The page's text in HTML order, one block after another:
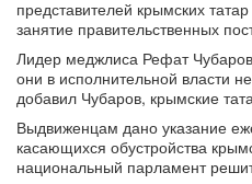
представителей крымских
занятие правительственных
Лидер меджлиса Рефат
они в исполнительной власти
добавил Чубаров, крымские
Выдвиженцам дано указание
касающихся обустройства
национальный парламент